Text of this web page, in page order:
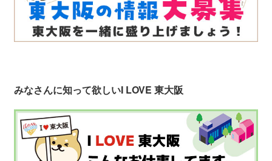
みなさんに知って欲しいI LOVE 東大阪